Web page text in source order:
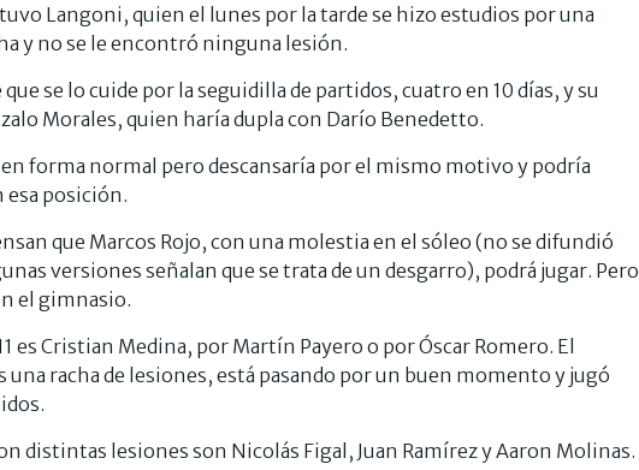
Langoni, quien el lunes por la tarde se hizo estudios por una
y no se le encontró ninguna lesión.
se lo cuide por la seguidilla de partidos, cuatro en 10 días, y su
Morales, quien haría dupla con Darío Benedetto.
forma normal pero descansaría por el mismo motivo y podría
esa posición.
que Marcos Rojo, con una molestia en el sóleo (no se difundió
versiones señalan que se trata de un desgarro), podrá jugar. Pero
el gimnasio.
es Cristian Medina, por Martín Payero o por Óscar Romero. El
una racha de lesiones, está pasando por un buen momento y jugó
distintas lesiones son Nicolás Figal, Juan Ramírez y Aaron Molinas.